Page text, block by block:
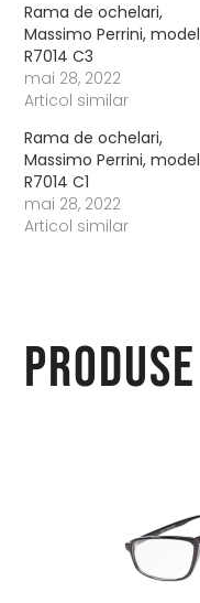
Rama de ochelari,
Massimo Perrini, model
R7014 C3
mai 28, 2022
Articol similar
Rama de ochelari,
Massimo Perrini, model
R7014 C1
mai 28, 2022
Articol similar